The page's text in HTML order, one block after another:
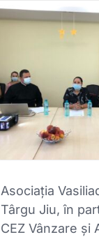
Asociația
Târgu Jiu, în
CEZ Vânzare și